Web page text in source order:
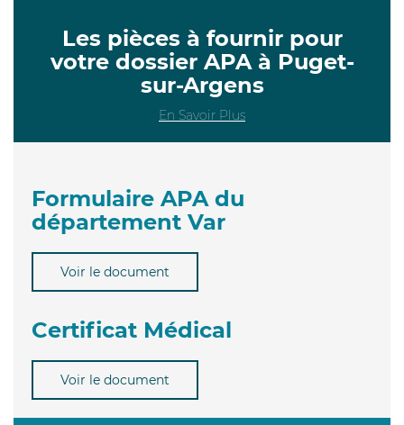
Les pièces à fournir pour
votre dossier APA à Puget-
sur-Argens
En Savoir Plus
Formulaire APA du
département Var
Voir le document
Certificat Médical
Voir le document